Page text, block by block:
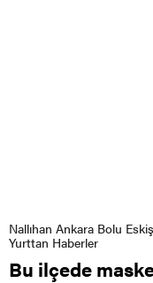
Nallıhan Ankara Bolu
Yurttan Haberler
Bu ilçede